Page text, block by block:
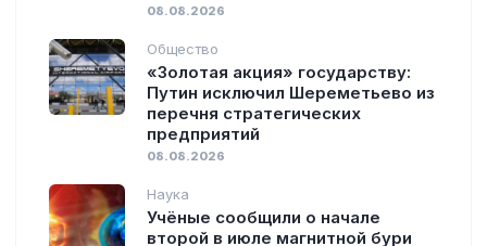
08.08.2026
Общество
«Золотая акция» государству:
Путин исключил Шереметьево из
перечня стратегических
предприятий
08.08.2026
Наука
Учёные сообщили о начале
второй в июле магнитной бури